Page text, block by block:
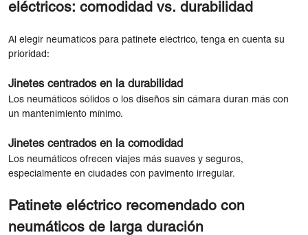
eléctricos: comodidad vs. durabilidad
Al elegir neumáticos para patinete eléctrico, tenga en cuenta su
prioridad:
Jinetes centrados en la durabilidad
Los neumáticos sólidos o los diseños sin cámara duran más con
un mantenimiento mínimo.
Jinetes centrados en la comodidad
Los neumáticos ofrecen viajes más suaves y seguros,
especialmente en ciudades con pavimento irregular.
Patinete eléctrico recomendado con
neumáticos de larga duración